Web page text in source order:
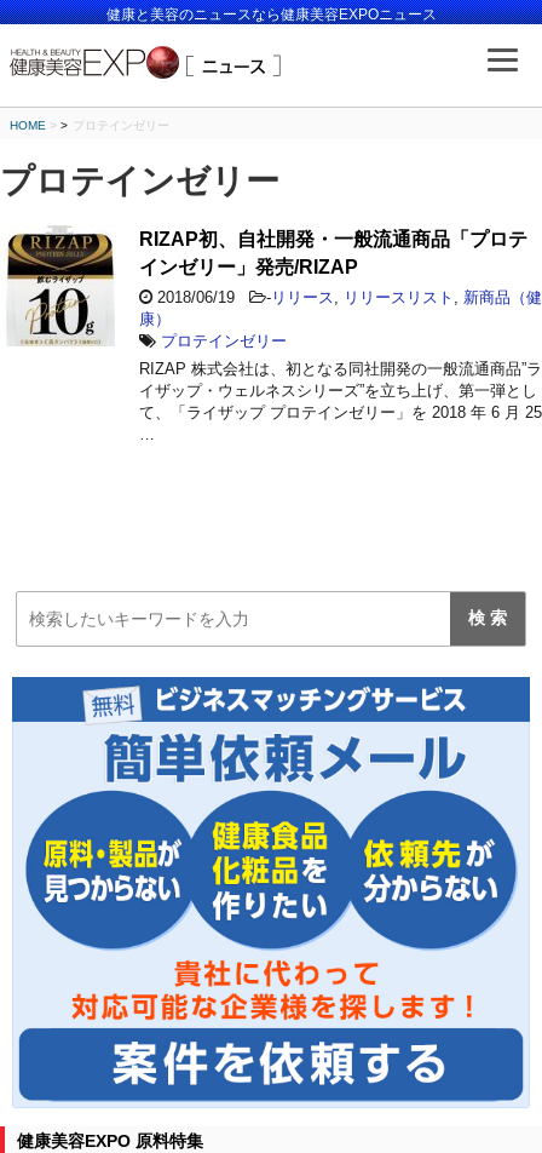
健康と美容のニュースなら健康美容EXPOニュース
HOME > プロテインゼリー
プロテインゼリー
RIZAP初、自社開発・一般流通商品「プロテ
インゼリー」発売/RIZAP
2018/06/19 - リリース リリースリスト
新商品（健
康）
プロテインゼリー
RIZAP 株式会社は、初となる同社開発の一般流通商品”ラ
イザップ・ウェルネスシリーズ”を立ち上げ、第一弾とし
て、「ライザップ プロテインゼリー」を 2018 年 6 月 25
健康美容EXPO 原料特集